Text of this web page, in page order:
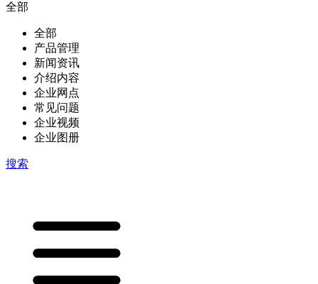
全部
全部
产品管理
新闻资讯
介绍内容
企业网点
常见问题
企业视频
企业图册
搜索